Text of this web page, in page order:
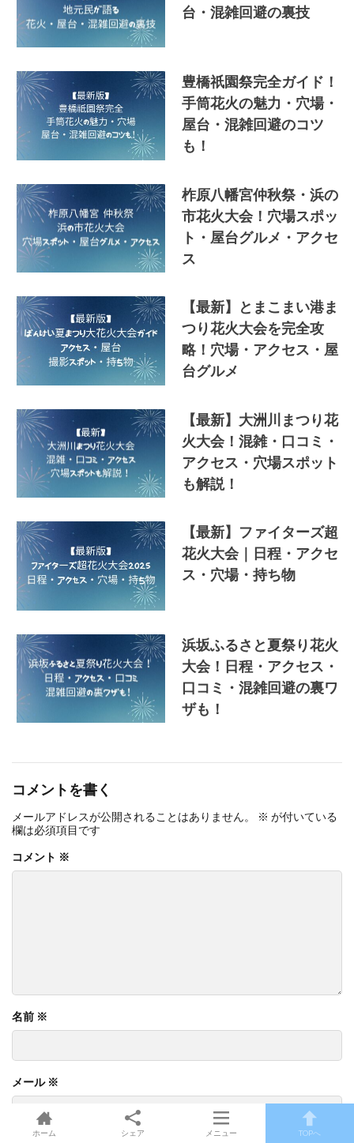
台・混雑回避の裏技
豊橋祇園祭完全ガイド！
手筒花火の魅力・穴場・
屋台・混雑回避のコツ
も！
柞原八幡宮仲秋祭・浜の
市花火大会！穴場スポッ
ト・屋台グルメ・アクセ
ス
【最新】とまこまい港ま
つり花火大会を完全攻
略！穴場・アクセス・屋
台グルメ
【最新】大洲川まつり花
火大会！混雑・口コミ・
アクセス・穴場スポット
も解説！
【最新】ファイターズ超
花火大会｜日程・アクセ
ス・穴場・持ち物
浜坂ふるさと夏祭り花火
大会！日程・アクセス・
口コミ・混雑回避の裏ワ
ザも！
コメントを書く
メールアドレスが公開されることはありません。 ※ が付いている
欄は必須項目です
コメント ※
名前 ※
メール ※
ホーム シェア メニュー TOPへ